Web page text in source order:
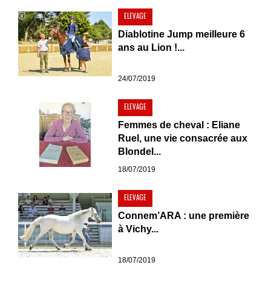
ELEVAGE
Diablotine Jump meilleure 6
ans au Lion !...
24/07/2019
ELEVAGE
Femmes de cheval : Eliane
Ruel, une vie consacrée aux
Blondel...
18/07/2019
ELEVAGE
Connem’ARA : une première
à Vichy...
18/07/2019